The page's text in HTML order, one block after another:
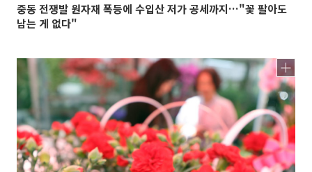
중동 전쟁발 원자재 폭등에 수입산 저가 공세까지…"꽃 팔아도
남는 게 없다"